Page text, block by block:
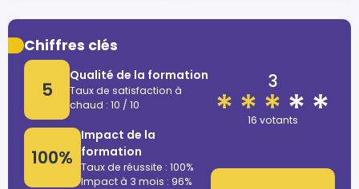
Chiffres clés
5
Qualité de la formation
Taux de satisfaction à
chaud : 10 / 10
100%
Impact de la
formation
Taux de réussite : 100%
Impact à 3 mois : 96%
3
16 votants